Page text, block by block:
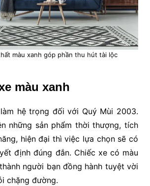
màu xanh góp phần thu hút tài lộc
màu xanh
hệ trọng đối với Quý Mùi 2003.
những sản phẩm thời thượng, tích
hiện đại thì việc lựa chọn sẽ có
định đúng đắn. Chiếc xe có màu
người bạn đồng hành tuyệt vời
chặng đường.